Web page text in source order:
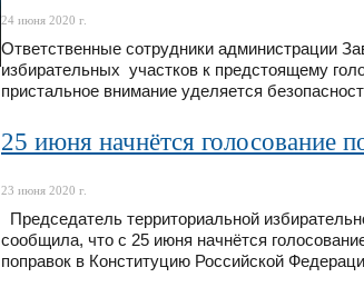
24 июня 2020 г.
Ответственные сотрудники администрации
избирательных участков к предстоящему
пристальное внимание уделяется
25 июня начнётся голосование
23 июня 2020 г.
Председатель территориальной
сообщила, что с 25 июня начнётся
поправок в Конституцию Российской